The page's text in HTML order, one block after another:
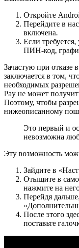
Откройте
Перейдите в
включена.
Если
ПИН-код,
Зачастую при отказе
заключается в том,
необходимых
Pay не может
Поэтому, чтобы
нижеописанному
Это первый и
невозможна
Эту возможность
Зайдите в «
Отыщите в
нажмите на
Перейдя
«
После этого
поставьте